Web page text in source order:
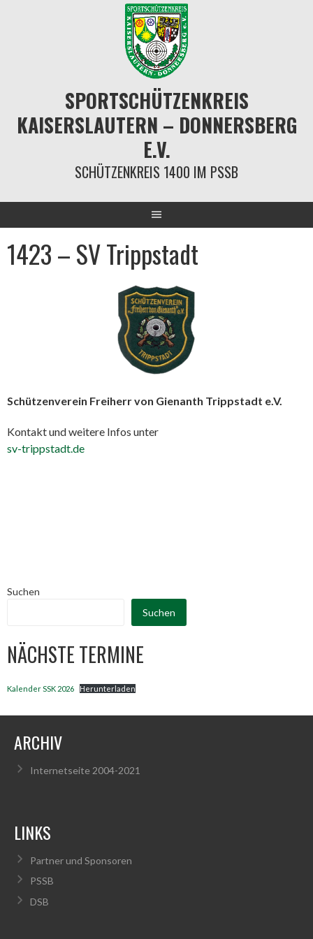
SPORTSCHÜTZENKREIS
KAISERSLAUTERN – DONNERSBERG
E.V.
SCHÜTZENKREIS 1400 IM PSSB
1423 – SV Trippstadt
Schützenverein Freiherr von Gienanth Trippstadt e.V.
Kontakt und weitere Infos unter
sv-trippstadt.de
Suchen
Suchen
NÄCHSTE TERMINE
Kalender SSK 2026 Herunterladen
ARCHIV
Internetseite 2004-2021
LINKS
Partner und Sponsoren
PSSB
DSB